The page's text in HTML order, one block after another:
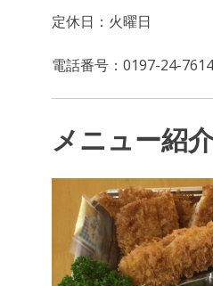
定休日：火曜日
電話番号：0197-24-
メニュー紹